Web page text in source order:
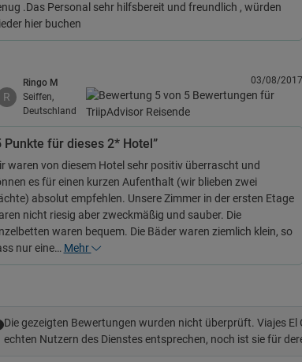
.Das Personal sehr hilfsbereit und freundlich , würden
hier buchen
R
Ringo M
Seiffen,
Deutschland
03/08/2017
Punkte für dieses 2* Hotel”
waren von diesem Hotel sehr positiv überrascht und
es für einen kurzen Aufenthalt (wir blieben zwei
absolut empfehlen. Unsere Zimmer in der ersten Etage
nicht riesig aber zweckmäßig und sauber. Die
waren bequem. Die Bäder waren ziemlich klein, so
nur eine… Mehr
Die gezeigten Bewertungen wurden nicht überprüft. Viajes
echten Nutzern des Dienstes entsprechen, noch ist sie für